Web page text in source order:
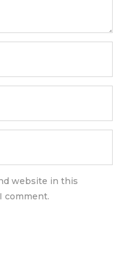
website in this
comment.